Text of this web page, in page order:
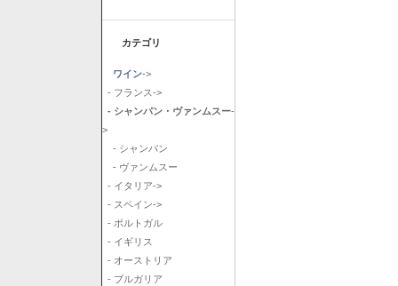
カテゴリ
ワイン->
- フランス->
- シャンパン・ヴァンムスー-
>
- シャンパン
- ヴァンムスー
- イタリア->
- スペイン->
- ポルトガル
- イギリス
- オーストリア
- ブルガリア